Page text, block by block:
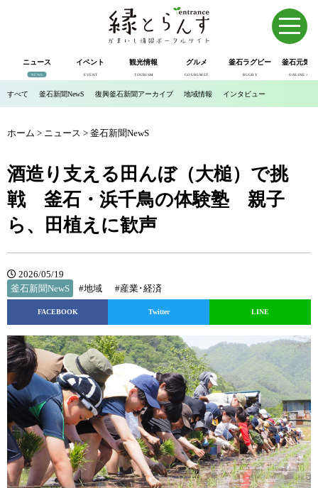
ニュース
NEWS
イベント
EVENT
観光情報
TOURISM
グルメ
GOURUMET
釜石ラグビー
RUGBY
釜石元気
ONLINE SHOP
すべて 釜石新聞NewS 復興釜石新聞アーカイブ 地域情報 インタビュー
ホーム > ニュース > 釜石新聞NewS
酒造り支える田んぼ（大槌）で挑
戦 釜石・浜千鳥の体験塾 親子
ら、田植えに歓声
2026/05/19
釜石新聞NewS
#地域 #産業･経済
FACEBOOK Twitter LINE